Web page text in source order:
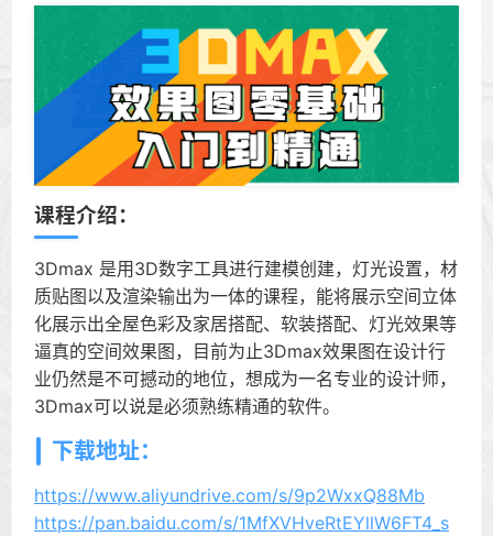
课程介绍：
3Dmax 是用3D数字工具进行建模创建，灯光设置，材
质贴图以及渲染输出为一体的课程，能将展示空间立体
化展示出全屋色彩及家居搭配、软装搭配、灯光效果等
逼真的空间效果图，目前为止3Dmax效果图在设计行
业仍然是不可撼动的地位，想成为一名专业的设计师，
3Dmax可以说是必须熟练精通的软件。
下载地址：
https://www.aliyundrive.com/s/9p2WxxQ88Mb
https://pan.baidu.com/s/1MfXVHveRtEYllW6FT4_s